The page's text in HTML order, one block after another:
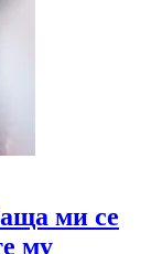
ми се
му